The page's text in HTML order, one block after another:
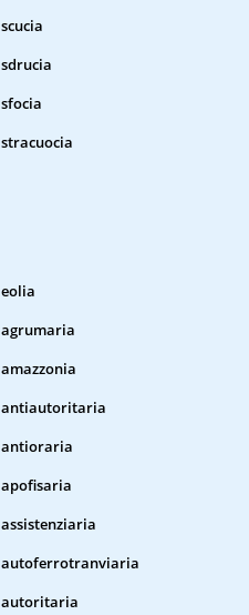
scucia
sdrucia
sfocia
stracuocia
eolia
agrumaria
amazzonia
antiautoritaria
antioraria
apofisaria
assistenziaria
autoferrotranviaria
autoritaria